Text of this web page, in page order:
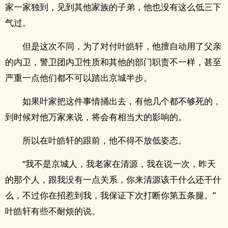
家一家独到，见到其他家族的子弟，他也没有这么低三下
气过。
但是这次不同，为了对付叶皓轩，他擅自动用了父亲
的内卫，警卫团内卫性质和其他的部门职责不一样，甚至
严重一点他们都不可以踏出京城半步。
如果叶家把这件事情捅出去，有他几个都不够死的，
到时候对他万家来说，将会有相当大的影响的。
所以在叶皓轩的跟前，他不得不放低姿态。
“我不是京城人，我老家在清源，我在说一次，昨天
的那个人，跟我没有一点关系，你来清源该干什么还干什
么，不过你在招惹到我，我保证下次打断你第五条腿。”
叶皓轩有些不耐烦的说。